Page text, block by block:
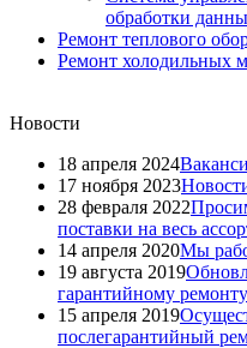
обработки
Ремонт теплового
Ремонт холодильных
Новости
18 апреля 2024
17 ноября 2023
28 февраля 2022
поставки на весь
14 апреля 2020Мы
19 августа 2019
гарантийному
15 апреля 2019
послегарантийный